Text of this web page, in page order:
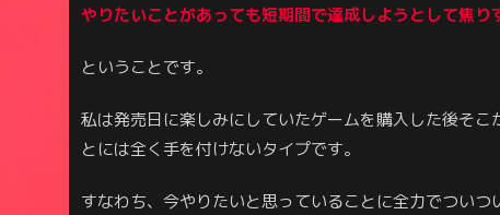
やりたいことがあっても短期間で達成しようとして焦り
ということです。
私は発売日に楽しみにしていたゲームを購入した後そ
とには全く手を付けないタイプです。
すなわち、今やりたいと思っていることに全力でついつ